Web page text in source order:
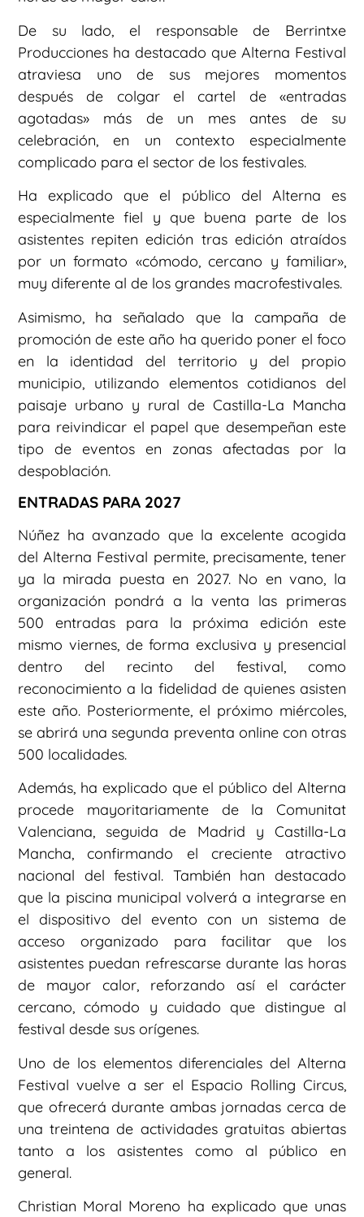
De su lado, el responsable de Berrintxe
Producciones ha destacado que Alterna Festival
atraviesa uno de sus mejores momentos
después de colgar el cartel de «entradas
agotadas» más de un mes antes de su
celebración, en un contexto especialmente
complicado para el sector de los festivales.
Ha explicado que el público del Alterna es
especialmente fiel y que buena parte de los
asistentes repiten edición tras edición atraídos
por un formato «cómodo, cercano y familiar»,
muy diferente al de los grandes macrofestivales.
Asimismo, ha señalado que la campaña de
promoción de este año ha querido poner el foco
en la identidad del territorio y del propio
municipio, utilizando elementos cotidianos del
paisaje urbano y rural de Castilla-La Mancha
para reivindicar el papel que desempeñan este
tipo de eventos en zonas afectadas por la
despoblación.
ENTRADAS PARA 2027
Núñez ha avanzado que la excelente acogida
del Alterna Festival permite, precisamente, tener
ya la mirada puesta en 2027. No en vano, la
organización pondrá a la venta las primeras
500 entradas para la próxima edición este
mismo viernes, de forma exclusiva y presencial
dentro del recinto del festival, como
reconocimiento a la fidelidad de quienes asisten
este año. Posteriormente, el próximo miércoles,
se abrirá una segunda preventa online con otras
500 localidades.
Además, ha explicado que el público del Alterna
procede mayoritariamente de la Comunitat
Valenciana, seguida de Madrid y Castilla-La
Mancha, confirmando el creciente atractivo
nacional del festival. También han destacado
que la piscina municipal volverá a integrarse en
el dispositivo del evento con un sistema de
acceso organizado para facilitar que los
asistentes puedan refrescarse durante las horas
de mayor calor, reforzando así el carácter
cercano, cómodo y cuidado que distingue al
festival desde sus orígenes.
Uno de los elementos diferenciales del Alterna
Festival vuelve a ser el Espacio Rolling Circus,
que ofrecerá durante ambas jornadas cerca de
una treintena de actividades gratuitas abiertas
tanto a los asistentes como al público en
general.
Christian Moral Moreno ha explicado que unas